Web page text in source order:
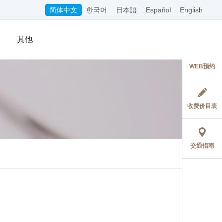
简体中文 한국어 日本語 Español English
其他
WEB预约
收费价目表
交通指南